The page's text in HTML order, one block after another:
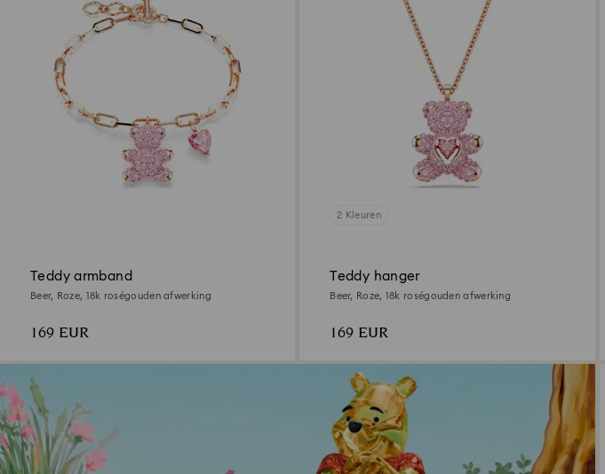
Teddy armband
Beer, Roze, 18k roségouden afwerking
169 EUR
2 Kleuren
Teddy hanger
Beer, Roze, 18k roségouden afwerking
169 EUR